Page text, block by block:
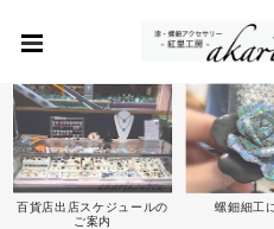
百貨店出店スケジュールの
ご案内
螺鈿細工